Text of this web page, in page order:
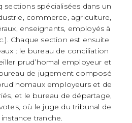
sections spécialisées dans un
commerce, agriculture,
enseignants, employés à
Chaque section est ensuite
: le bureau de conciliation
prud’homal employeur et
bureau de jugement composé
employeurs et de
et le bureau de départage,
où le juge du tribunal de
tranche.